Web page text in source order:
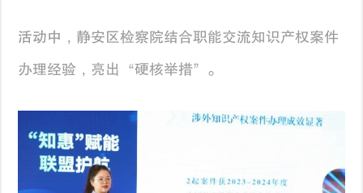
活动中，静安区检察院结合职能交流知识产权案件
办理经验，亮出“硬核举措”。